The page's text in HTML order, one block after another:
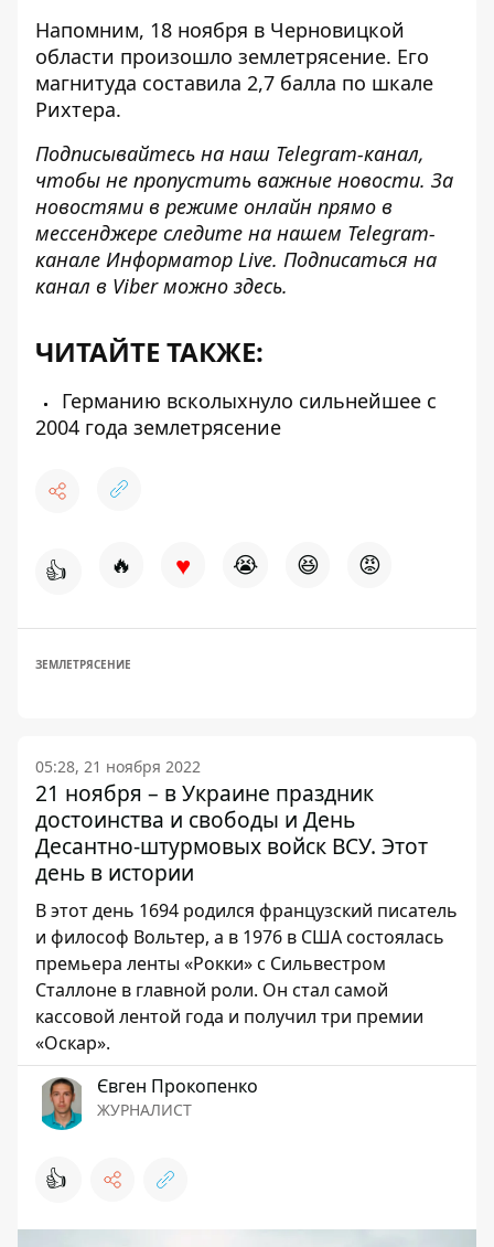
Напомним, 18 ноября в Черновицкой
области произошло землетрясение. Его
магнитуда составила 2,7 балла по шкале
Рихтера.
Подписывайтесь на наш Telegram-канал,
чтобы не пропустить важные новости. За
новостями в режиме онлайн прямо в
мессенджере следите на нашем Telegram-
канале Информатор Live. Подписаться на
канал в Viber можно здесь.
ЧИТАЙТЕ ТАКЖЕ:
Германию всколыхнуло сильнейшее с
2004 года землетрясение
👍 🔥 ♥ 😭 😆 😡
ЗЕМЛЕТРЯСЕНИЕ
05:28, 21 ноября 2022
21 ноября – в Украине праздник
достоинства и свободы и День
Десантно-штурмовых войск ВСУ. Этот
день в истории
В этот день 1694 родился французский писатель
и философ Вольтер, а в 1976 в США состоялась
премьера ленты «Рокки» с Сильвестром
Сталлоне в главной роли. Он стал самой
кассовой лентой года и получил три премии
«Оскар».
Євген Прокопенко
ЖУРНАЛИСТ
👍